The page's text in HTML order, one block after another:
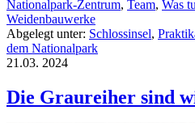
Nationalpark-Zentrum, Team, Was
Weidenbauwerke
Abgelegt unter: Schlossinsel,
dem Nationalpark
21.03. 2024
Die Graureiher sind